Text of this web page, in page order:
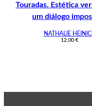
Touradas. Estética
um diálogo
NATHALIE
12,00 €